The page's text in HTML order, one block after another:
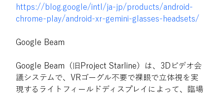
https://blog.google/intl/ja-jp/products/android-
chrome-play/android-xr-gemini-glasses-headsets/
Google Beam
Google Beam（旧Project Starline）は、3Dビデオ会
議システムで、VRゴーグル不要で裸眼で立体視を実
現するライトフィールドディスプレイによって、臨場